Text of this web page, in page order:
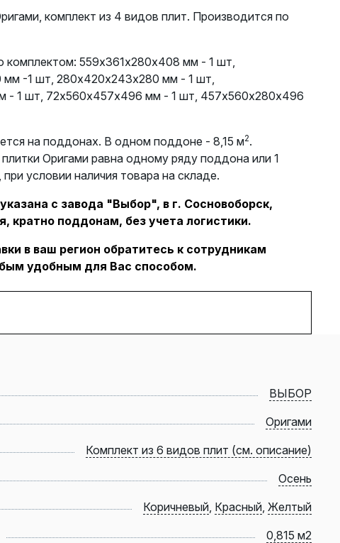
комплект из 4 видов плит. Производится по
комплектом: 559х361х280х408 мм - 1 шт,
мм -1 шт, 280х420х243х280 мм - 1 шт,
- 1 шт, 72х560х457х496 мм - 1 шт, 457х560х280х496
на поддонах. В одном поддоне - 8,15 м2.
Оригами равна одному ряду поддона или 1
, при условии наличия товара на складе.
с завода "Выбор", в г. Сосновоборск,
кратно поддонам, без учета логистики.
в ваш регион обратитесь к сотрудникам
удобным для Вас способом.
ВЫБОР
Оригами
Комплект из 6 видов плит (см. описание)
Осень
Коричневый Красный Желтый
0,815 м2